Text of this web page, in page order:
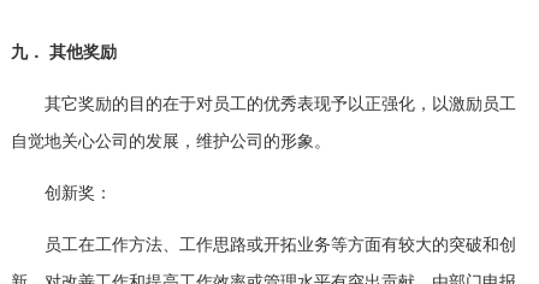
九． 其他奖励
其它奖励的目的在于对员工的优秀表现予以正强化，以激励员工
自觉地关心公司的发展，维护公司的形象。
创新奖：
员工在工作方法、工作思路或开拓业务等方面有较大的突破和创